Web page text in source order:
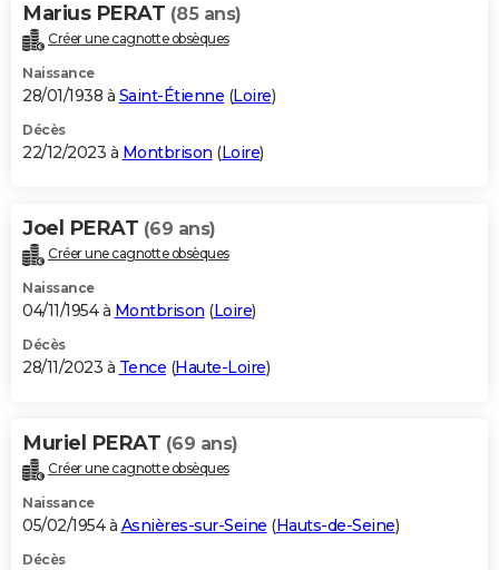
Marius PERAT (85 ans)
Créer une cagnotte obsèques
Naissance
28/01/1938 à Saint-Étienne (Loire)
Décès
22/12/2023 à Montbrison (Loire)
Joel PERAT (69 ans)
Créer une cagnotte obsèques
Naissance
04/11/1954 à Montbrison (Loire)
Décès
28/11/2023 à Tence (Haute-Loire)
Muriel PERAT (69 ans)
Créer une cagnotte obsèques
Naissance
05/02/1954 à Asnières-sur-Seine (Hauts-de-Seine)
Décès